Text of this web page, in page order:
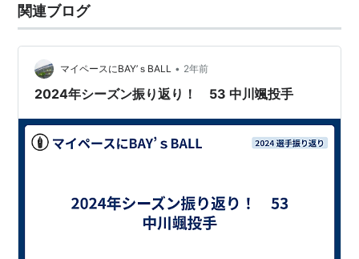
関連ブログ
マイペースにBAY’ｓBALL • 2年前
2024年シーズン振り返り！ 53 中川颯投手